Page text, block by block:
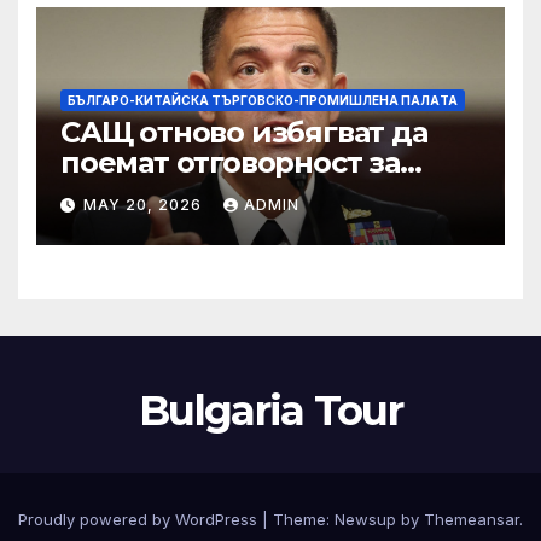
изкупуване: Хоп
БЪЛГАРО-КИТАЙСКА ТЪРГОВСКО-ПРОМИШЛЕНА ПАЛAТА
САЩ отново избягват да
поемат отговорност за
нападението в училище в
Иран, при което загинаха
155 души
MAY 20, 2026 ADMIN
Bulgaria Tour
Proudly powered by WordPress Theme: Newsup by Themeansar.